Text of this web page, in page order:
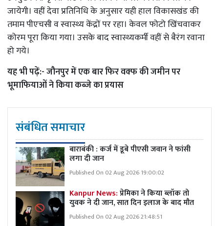
जायेगी। वहीं देवा प्रतिनिधि के अनुसार यही हाल विकासखंड की
तमाम पीएचसी व स्वास्थ्य केंद्रों पर रहा। केवल फोटो खिंचवाकर
कोरम पूरा किया गया। उसके बाद स्वास्थ्यकर्मी वहीं से बैरंग रवाना
हो गये।
यह भी पढ़ें:-जौनपुर में एक बार फिर वक्फ की जमीन पर
भूमाफियाओं ने किया कब्जे का प्रयास
संबंधित समाचार
बाराबंकी : कर्ज में डूबे पीएसी जवान ने फांसी
लगा दी जान
Published On 02 Aug 2026 19:00:02
Kanpur News:प्रेमिका ने किया ब्लॉक तो
युवक ने दी जान, सात दिन इलाज के बाद मौत
Published On 02 Aug 2026 21:48:51